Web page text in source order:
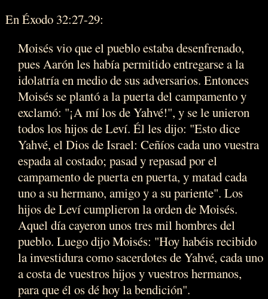
En Éxodo 32:27-29:
Moisés vio que el pueblo estaba desenfrenado,
pues Aarón les había permitido entregarse a la
idolatría en medio de sus adversarios. Entonces
Moisés se plantó a la puerta del campamento y
exclamó: "¡A mí los de Yahvé!", y se le unieron
todos los hijos de Leví. Él les dijo: "Esto dice
Yahvé, el Dios de Israel: Ceñíos cada uno vuestra
espada al costado; pasad y repasad por el
campamento de puerta en puerta, y matad cada
uno a su hermano, amigo y a su pariente". Los
hijos de Leví cumplieron la orden de Moisés.
Aquel día cayeron unos tres mil hombres del
pueblo. Luego dijo Moisés: "Hoy habéis recibido
la investidura como sacerdotes de Yahvé, cada uno
a costa de vuestros hijos y vuestros hermanos,
para que él os dé hoy la bendición".